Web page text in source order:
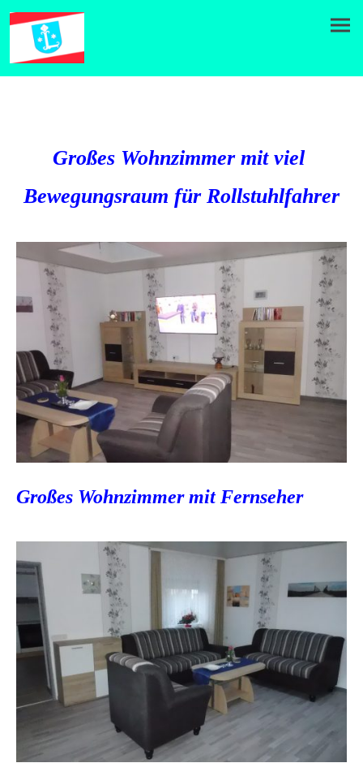
Großes Wohnzimmer mit viel
Bewegungsraum für Rollstuhlfahrer
Großes Wohnzimmer mit Fernseher